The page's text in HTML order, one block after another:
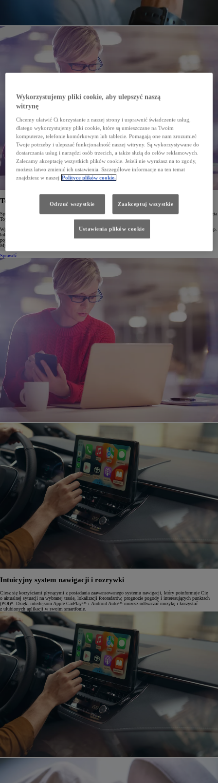
Toyota Connectivity Match
Sprawdź, w jaki sposób możesz w pełni wykorzystać Usługi Connected w Twojej Toyocie za pomocą narzędzia
Toyota Connectivity Match!
Wpisz numer identyfikacyjny Twojego samochodu (VIN) a dowiesz się, które ze zdalnych usług (takich jak np.
lokalizowanie samochodu, zdalne ustawianie temperatury, ładowanie pojazdu itp.) są dostępne dla Twojego
pojazdu w aplikacji MyToyota. Skorzystaj z Connectivity Match, sprawdź swoje usługi, pobierz aplikację
My Toyota i ciesz się jazdą!
Sprawdź
Intuicyjny system nawigacji i rozrywki
Ciesz się korzyściami płynącymi z posiadania zaawansowanego systemu nawigacji, który poinformuje Cię
o aktualnej sytuacji na wybranej trasie, lokalizacji fotoradarów, prognozie pogody i interesujących punktach
(POI)*. Dzięki interfejsom Apple CarPlay™ i Android Auto™ możesz odtwarzać muzykę i korzystać
z ulubionych aplikacji w swoim smartfonie.
Wykorzystujemy pliki cookie, aby ulepszyć naszą
witrynę
Chcemy ułatwić Ci korzystanie z naszej strony i usprawnić świadczenie usług,
dlatego wykorzystujemy pliki cookie, które są umieszczane na Twoim
komputerze, telefonie komórkowym lub tablecie. Pomagają one nam zrozumieć
Twoje potrzeby i ulepszać funkcjonalność naszej witryny. Są wykorzystywane do
dostarczania usług i narzędzi osób trzecich, a także służą do celów reklamowych.
Zalecamy akceptację wszystkich plików cookie. Jeżeli nie wyrażasz na to zgody,
możesz łatwo zmienić ich ustawienia. Szczegółowe informacje na ten temat
znajdziesz w naszej Polityce plików cookie.
Odrzuć wszystkie Zaakceptuj wszystkie
Ustawienia plików cookie